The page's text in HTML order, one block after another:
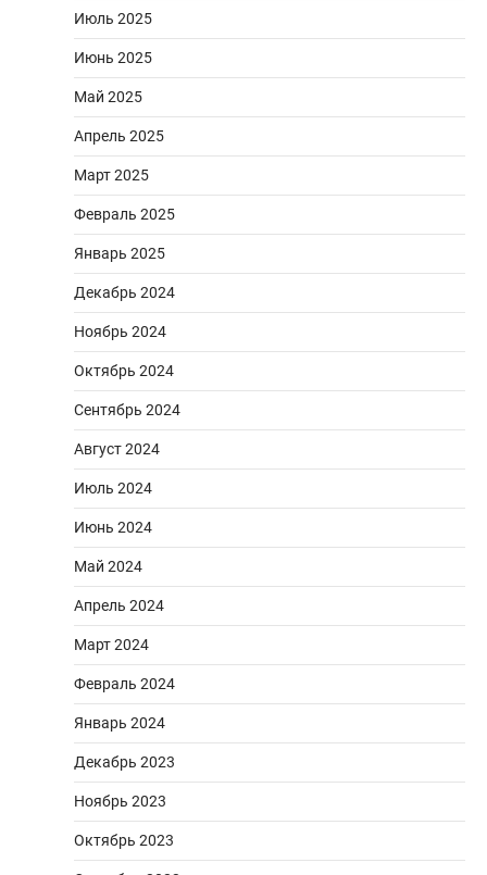
Июль 2025
Июнь 2025
Май 2025
Апрель 2025
Март 2025
Февраль 2025
Январь 2025
Декабрь 2024
Ноябрь 2024
Октябрь 2024
Сентябрь 2024
Август 2024
Июль 2024
Июнь 2024
Май 2024
Апрель 2024
Март 2024
Февраль 2024
Январь 2024
Декабрь 2023
Ноябрь 2023
Октябрь 2023